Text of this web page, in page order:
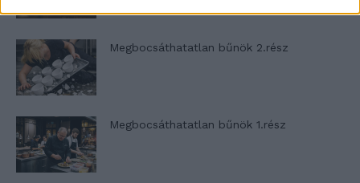
Megbocsáthatatlan bűnök 2.rész
Megbocsáthatatlan bűnök 1.rész